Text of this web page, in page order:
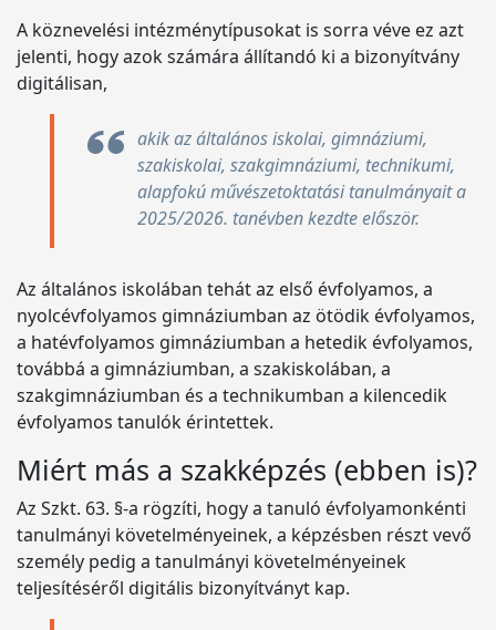
A köznevelési intézménytípusokat is sorra véve ez azt
jelenti, hogy azok számára állítandó ki a bizonyítvány
digitálisan,
akik az általános iskolai, gimnáziumi,
szakiskolai, szakgimnáziumi, technikumi,
alapfokú művészetoktatási tanulmányait a
2025/2026. tanévben kezdte először.
Az általános iskolában tehát az első évfolyamos, a
nyolcévfolyamos gimnáziumban az ötödik évfolyamos,
a hatévfolyamos gimnáziumban a hetedik évfolyamos,
továbbá a gimnáziumban, a szakiskolában, a
szakgimnáziumban és a technikumban a kilencedik
évfolyamos tanulók érintettek.
Miért más a szakképzés (ebben is)?
Az Szkt. 63. §-a rögzíti, hogy a tanuló évfolyamonkénti
tanulmányi követelményeinek, a képzésben részt vevő
személy pedig a tanulmányi követelményeinek
teljesítéséről digitális bizonyítványt kap.